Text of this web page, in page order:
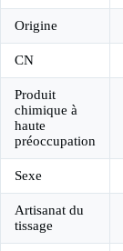
Origine
CN
Produit
chimique à
haute
préoccupation
Sexe
Artisanat du
tissage